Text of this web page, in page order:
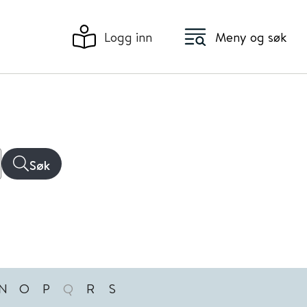
Logg inn Meny og søk
Søk
O P Q R S